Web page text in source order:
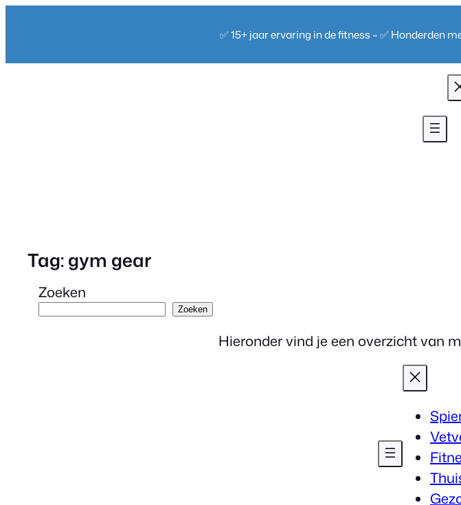
✅ 15+ jaar ervaring in de fitness – ✅ Honderden
Tag:gym gear
Zoeken
Zoeken
Hieronder vind je een overzicht van